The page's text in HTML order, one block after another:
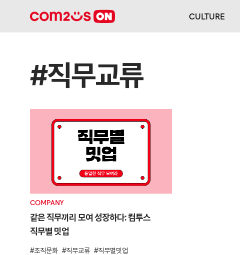
CULTURE
#직무교류
COMPANY
같은 직무끼리 모여 성장하다: 컴투스
직무별 밋업
조직문화 직무교류
직무별밋업